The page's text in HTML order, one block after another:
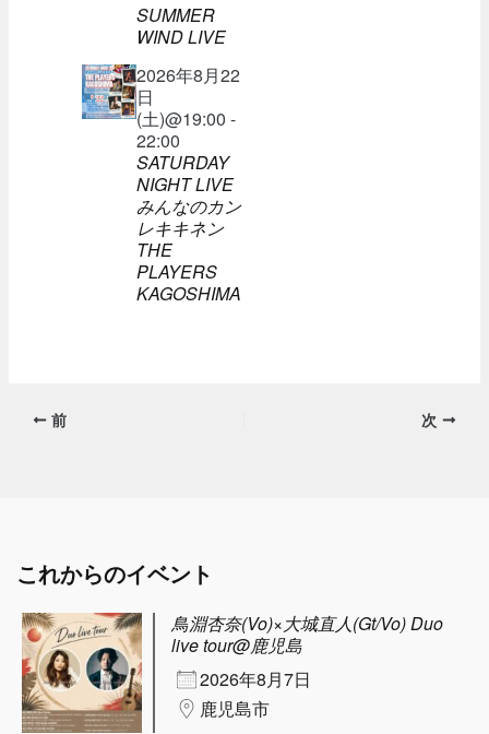
SUMMER
WIND LIVE
2026年8月22
日
(土)@19:00 -
22:00
SATURDAY
NIGHT LIVE
みんなのカン
レキキネン
THE
PLAYERS
KAGOSHIMA
前 次
これからのイベント
鳥淵杏奈(Vo)×大城直人(Gt/Vo) Duo
live tour@鹿児島
2026年8月7日
鹿児島市